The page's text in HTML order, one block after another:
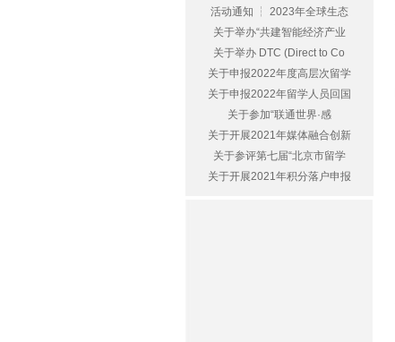
活动通知 ┆ 2023年全球生态
关于举办“共建智能经济产业
关于举办 DTC (Direct to Co
关于申报2022年度高层次留学
关于申报2022年留学人员回国
关于参加“联通世界·感
关于开展2021年媒体融合创新
关于参评第七届“北京市留学
关于开展2021年积分落户申报